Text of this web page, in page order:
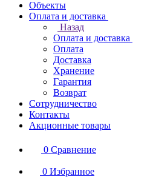
Объекты
Оплата и доставка
Назад
Оплата и доставка
Оплата
Доставка
Хранение
Гарантия
Возврат
Сотрудничество
Контакты
Акционные товары
0 Сравнение
0 Избранное